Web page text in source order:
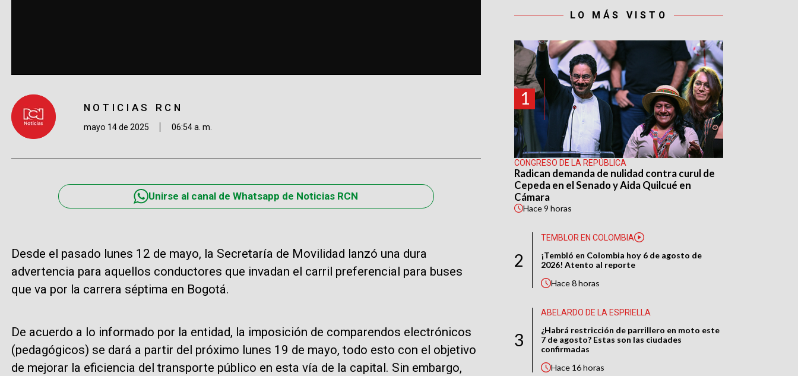
NOTICIAS RCN
mayo 14 de 2025 06:54 a. m.
Unirse al canal de Whatsapp de Noticias RCN
Desde el pasado lunes 12 de mayo, la Secretaría de Movilidad lanzó una dura
advertencia para aquellos conductores que invadan el carril preferencial para buses
que va por la carrera séptima en Bogotá.
De acuerdo a lo informado por la entidad, la imposición de comparendos electrónicos
(pedagógicos) se dará a partir del próximo lunes 19 de mayo, todo esto con el objetivo
de mejorar la eficiencia del transporte público en esta vía de la capital. Sin embargo,
LO MÁS VISTO
1
CONGRESO DE LA REPÚBLICA
Radican demanda de nulidad contra curul de
Cepeda en el Senado y Aida Quilcué en
Cámara
Hace9 horas
2
TEMBLOR EN COLOMBIA
¡Tembló en Colombia hoy 6 de agosto de
2026! Atento al reporte
Hace8 horas
3
ABELARDO DE LA ESPRIELLA
¿Habrá restricción de parrillero en moto este
7 de agosto? Estas son las ciudades
confirmadas
Hace 16 horas